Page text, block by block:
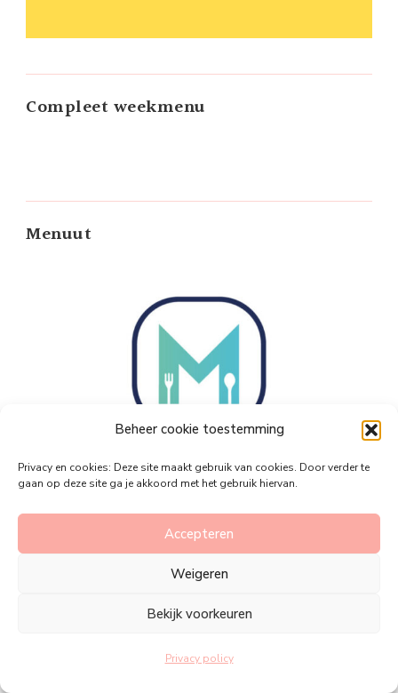
Beheer cookie toestemming
Privacy en cookies: Deze site maakt gebruik van cookies. Door verder te
gaan op deze site ga je akkoord met het gebruik hiervan.
Accepteren
Weigeren
Bekijk voorkeuren
Privacy policy
Compleet weekmenu
Menuut